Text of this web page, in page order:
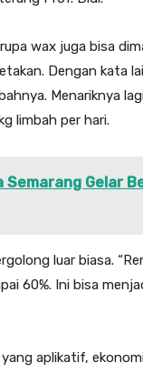
wax juga bisa
Dengan kata
Menariknya
limbah per hari.
Gelar
luar biasa.
60%. Ini bisa
aplikatif,